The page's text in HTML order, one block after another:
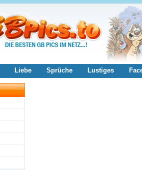
Liebe Sprüche Lustiges